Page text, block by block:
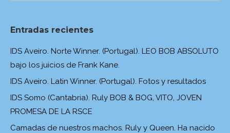
Entradas recientes
IDS Aveiro. Norte Winner. (Portugal). LEO BOB ABSOLUTO
bajo los juicios de Frank Kane.
IDS Aveiro. Latin Winner. (Portugal). Fotos y resultados
IDS Somo (Cantabria). Ruly BOB & BOG, VITO, JOVEN
PROMESA DE LA RSCE
Camadas de nuestros machos. Ruly y Queen. Ha nacido